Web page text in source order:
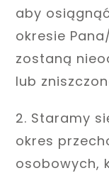
aby
okresie
zostaną
lub
2. Staramy
okres
osobowych,